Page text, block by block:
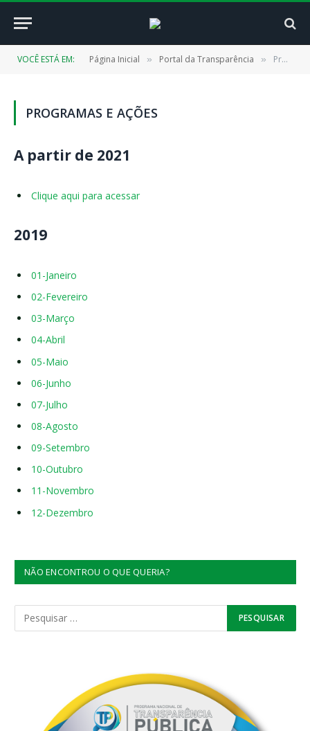
VOCÊ ESTÁ EM: Página Inicial » Portal da Transparência » Programas e Ações
PROGRAMAS E AÇÕES
A partir de 2021
Clique aqui para acessar
2019
01-Janeiro
02-Fevereiro
03-Março
04-Abril
05-Maio
06-Junho
07-Julho
08-Agosto
09-Setembro
10-Outubro
11-Novembro
12-Dezembro
NÃO ENCONTROU O QUE QUERIA?